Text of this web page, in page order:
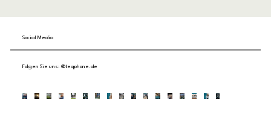
Social Media
Folgen Sie uns: @teqphone.de